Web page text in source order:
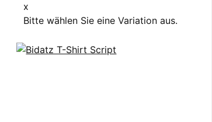
x
Bitte wählen Sie eine Variation aus.